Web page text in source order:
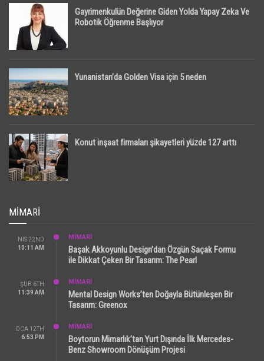
Gayrimenkulün Değerine Giden Yolda Yapay Zeka Ve
Robotik Öğrenme Başlıyor
Yunanistan’da Golden Visa için 5 neden
Konut inşaat firmaları şikayetleri yüzde 127 arttı
MIMARI
NIS 22ND
10:11 AM
MİMARİ
Başak Akkoyunlu Design’dan Özgün Saçak Formu
ile Dikkat Çeken Bir Tasarım: The Pearl
ŞUB 6TH
11:39 AM
MİMARİ
Mental Design Works’ten Doğayla Bütünleşen Bir
Tasarım: Greenox
OCA 12TH
6:53 PM
MİMARİ
Boytorun Mimarlık’tan Yurt Dışında İlk Mercedes-
Benz Showroom Dönüşüm Projesi